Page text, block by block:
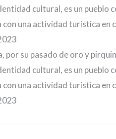
cultural, es un pueblo
con una actividad turística
por su pasado de oro y
cultural, es un pueblo
con una actividad turística